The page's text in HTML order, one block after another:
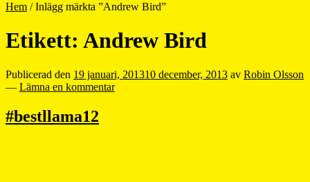
Hem /Inlägg märkta ”Andrew Bird”
Etikett: Andrew Bird
Publicerad den 19 januari, 201310 december, 2013 av Robin Olsson
— Lämna en kommentar
#bestllama12